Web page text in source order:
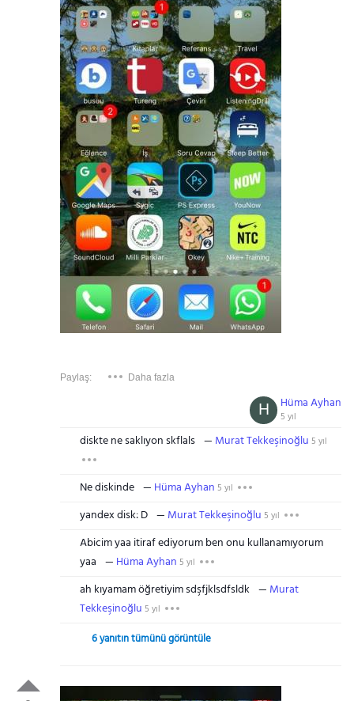
Paylaş: Daha fazla
Hüma Ayhan
5 yıl
H
diskte ne saklıyon skflals Murat Tekkeşinoğlu 5 yıl
Ne diskinde Hüma Ayhan 5 yıl
yandex disk: D Murat Tekkeşinoğlu 5 yıl
Abicim yaa itiraf ediyorum ben onu kullanamıyorum
yaa
Hüma Ayhan 5 yıl
ah kıyamam öğretiyim sdşfjklsdfsldk
Murat
Tekkeşinoğlu 5 yıl
6 yanıtın tümünü görüntüle